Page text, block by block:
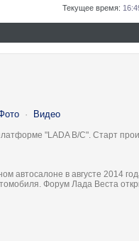
Текущее время:
· Видео
"LADA B/C". Старт
автосалоне в августе 2014
Форум Лада Веста